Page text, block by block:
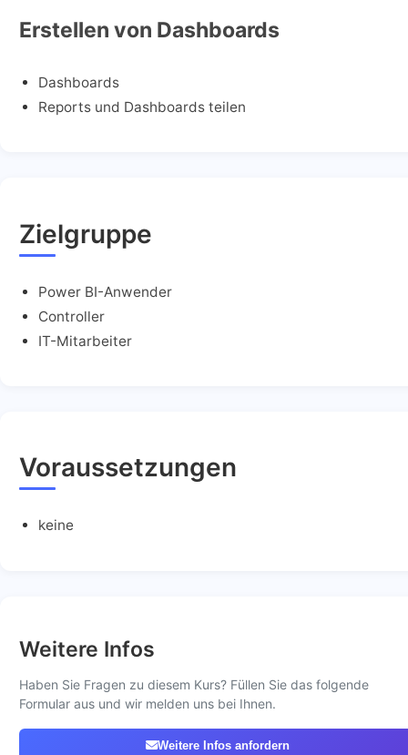
Erstellen von Dashboards
Dashboards
Reports und Dashboards teilen
Zielgruppe
Power BI-Anwender
Controller
IT-Mitarbeiter
Voraussetzungen
keine
Weitere Infos
Haben Sie Fragen zu diesem Kurs? Füllen Sie das folgende
Formular aus und wir melden uns bei Ihnen.
Weitere Infos anfordern